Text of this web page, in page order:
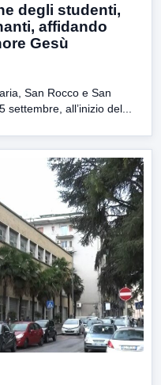
degli studenti,
affidando
Gesù
San Rocco e San
all’inizio del...